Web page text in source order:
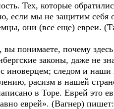
Тех, которые
если мы не защитим себя
они (все еще) евреи.
вы понимаете, почему
законы, даже не
иноверцем; следом и наши
расизм в нашей
в Торе. Еврей это
еврей». (Вагнер)